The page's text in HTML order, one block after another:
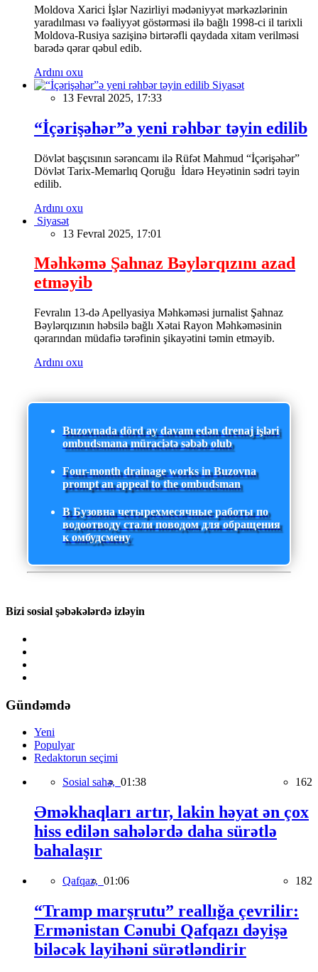
Moldova Xarici İşlər Nazirliyi mədəniyyət mərkəzlərinin
yaradılması və fəaliyyət göstərməsi ilə bağlı 1998-ci il tarixli
Moldova-Rusiya sazişinə birtərəfli qaydada xitam verilməsi
barədə qərar qəbul edib.
Ardını oxu
Siyasət
13 Fevral 2025, 17:33
“İçərişəhər”ə yeni rəhbər təyin edilib
Dövlət başçısının sərəncamı ilə Rüfət Mahmud “İçərişəhər”
Dövlət Tarix-Memarlıq Qoruğu İdarə Heyətinin sədri təyin
edilib.
Ardını oxu
Siyasət
13 Fevral 2025, 17:01
Məhkəmə Şahnaz Bəylərqızını azad
etməyib
Fevralın 13-də Apellyasiya Məhkəməsi jurnalist Şahnaz
Bəylərqızının həbsilə bağlı Xətai Rayon Məhkəməsinin
qərarından müdafiə tərəfinin şikayətini təmin etməyib.
Ardını oxu
Buzovnada dörd ay davam edən drenaj işləri
ombudsmana müraciətə səbəb olub
Four-month drainage works in Buzovna
prompt an appeal to the ombudsman
В Бузовна четырехмесячные работы по
водоотводу стали поводом для обращения
к омбудсмену
Bizi sosial şəbəkələrdə izləyin
Gündəmdə
Yeni
Populyar
Redaktorun seçimi
Sosial sahə, 01:38 162
Əməkhaqları artır, lakin həyat ən çox
hiss edilən sahələrdə daha sürətlə
bahalaşır
Qafqaz, 01:06 182
“Tramp marşrutu” reallığa çevrilir:
Ermənistan Cənubi Qafqazı dəyişə
biləcək layihəni sürətləndirir